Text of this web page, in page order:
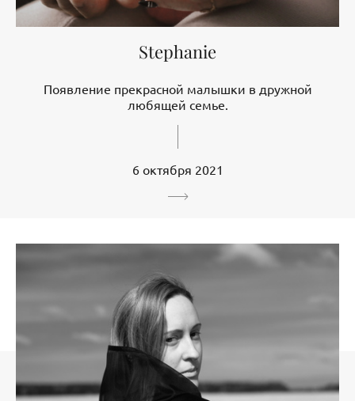
Stephanie
Появление прекрасной малышки в дружной
любящей семье.
6 октября 2021